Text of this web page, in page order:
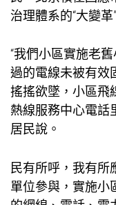
治理體系的“大變革
“我們小區實施老
過的電線未被有效
搖搖欲墜，小區飛
熱線服務中心電話
居民說。
民有所呼，我有所
單位參與，實施小